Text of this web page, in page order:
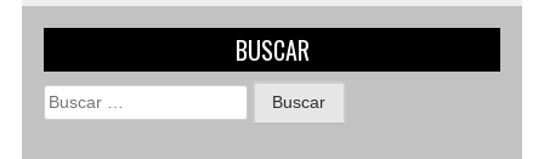
BUSCAR
Buscar: